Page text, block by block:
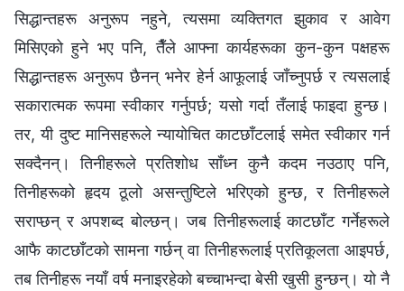
सिद्धान्तहरू अनुरूप नहुने, त्यसमा व्यक्तिगत झुकाव र आवेग
मिसिएको हुने भए पनि, तैँले आफ्ना कार्यहरूका कुन-कुन पक्षहरू
सिद्धान्तहरू अनुरूप छैनन् भनेर हेर्न आफूलाई जाँच्नुपर्छ र त्यसलाई
सकारात्मक रूपमा स्वीकार गर्नुपर्छ; यसो गर्दा तँलाई फाइदा हुन्छ।
तर, यी दुष्ट मानिसहरूले न्यायोचित काटछाँटलाई समेत स्वीकार गर्न
सक्दैनन्। तिनीहरूले प्रतिशोध साँध्न कुनै कदम नउठाए पनि,
तिनीहरूको हृदय ठूलो असन्तुष्टिले भरिएको हुन्छ, र तिनीहरूले
सराप्छन् र अपशब्द बोल्छन्। जब तिनीहरूलाई काटछाँट गर्नेहरूले
आफै काटछाँटको सामना गर्छन् वा तिनीहरूलाई प्रतिकूलता आइपर्छ,
तब तिनीहरू नयाँ वर्ष मनाइरहेको बच्चाभन्दा बेसी खुसी हुन्छन्। यो नै